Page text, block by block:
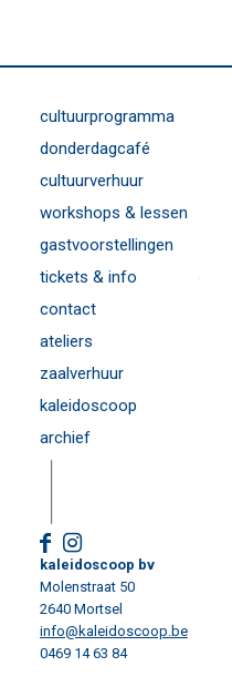
cultuurprogramma
donderdagcafé
cultuurverhuur
workshops & lessen
gastvoorstellingen
tickets & info
contact
ateliers
zaalverhuur
kaleidoscoop
archief
kaleidoscoop bv
Molenstraat 50
2640 Mortsel
info@kaleidoscoop.be
0469 14 63 84